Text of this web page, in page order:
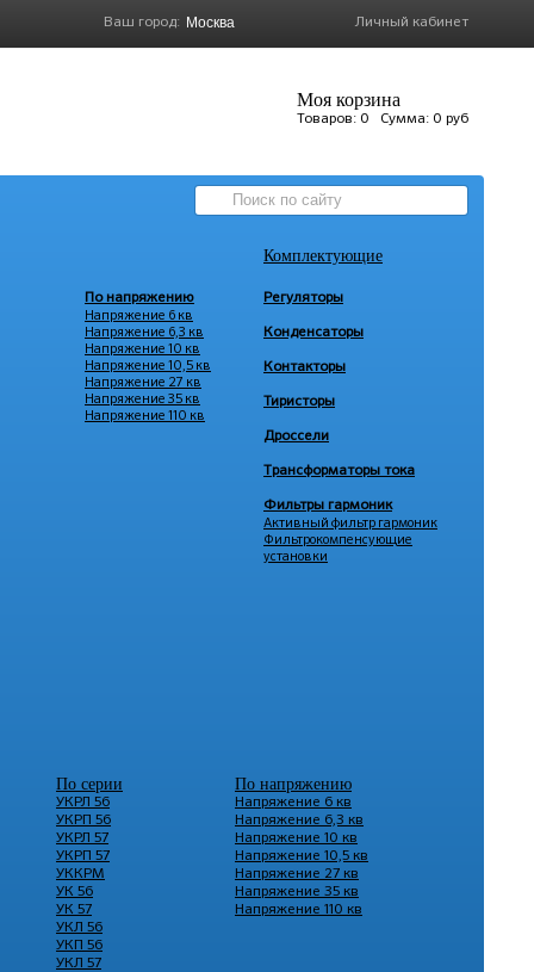
Личный кабинет
Ваш город:
Моя корзина
Товаров: 0 Сумма: 0 руб
По напряжению
Напряжение 6 кв
Напряжение 6,3 кв
Напряжение 10 кв
Напряжение 10,5 кв
Напряжение 27 кв
Напряжение 35 кв
Напряжение 110 кв
Комплектующие
Регуляторы
Конденсаторы
Контакторы
Тиристоры
Дроссели
Трансформаторы тока
Фильтры гармоник
Активный фильтр гармоник
Фильтрокомпенсующие
установки
По серии
УКРЛ 56
УКРП 56
УКРЛ 57
УКРП 57
УККРМ
УК 56
УК 57
УКЛ 56
УКП 56
УКЛ 57
По напряжению
Напряжение 6 кв
Напряжение 6,3 кв
Напряжение 10 кв
Напряжение 10,5 кв
Напряжение 27 кв
Напряжение 35 кв
Напряжение 110 кв